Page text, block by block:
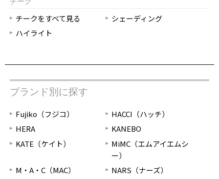
チークをすべて見る
シェーディング
ハイライト
ブランド別に探す
Fujiko（フジコ）
HACCI（ハッチ）
HERA
KANEBO
KATE（ケイト）
MiMC（エムアイエムシ
ー）
M・A・C（MAC）
NARS（ナーズ）